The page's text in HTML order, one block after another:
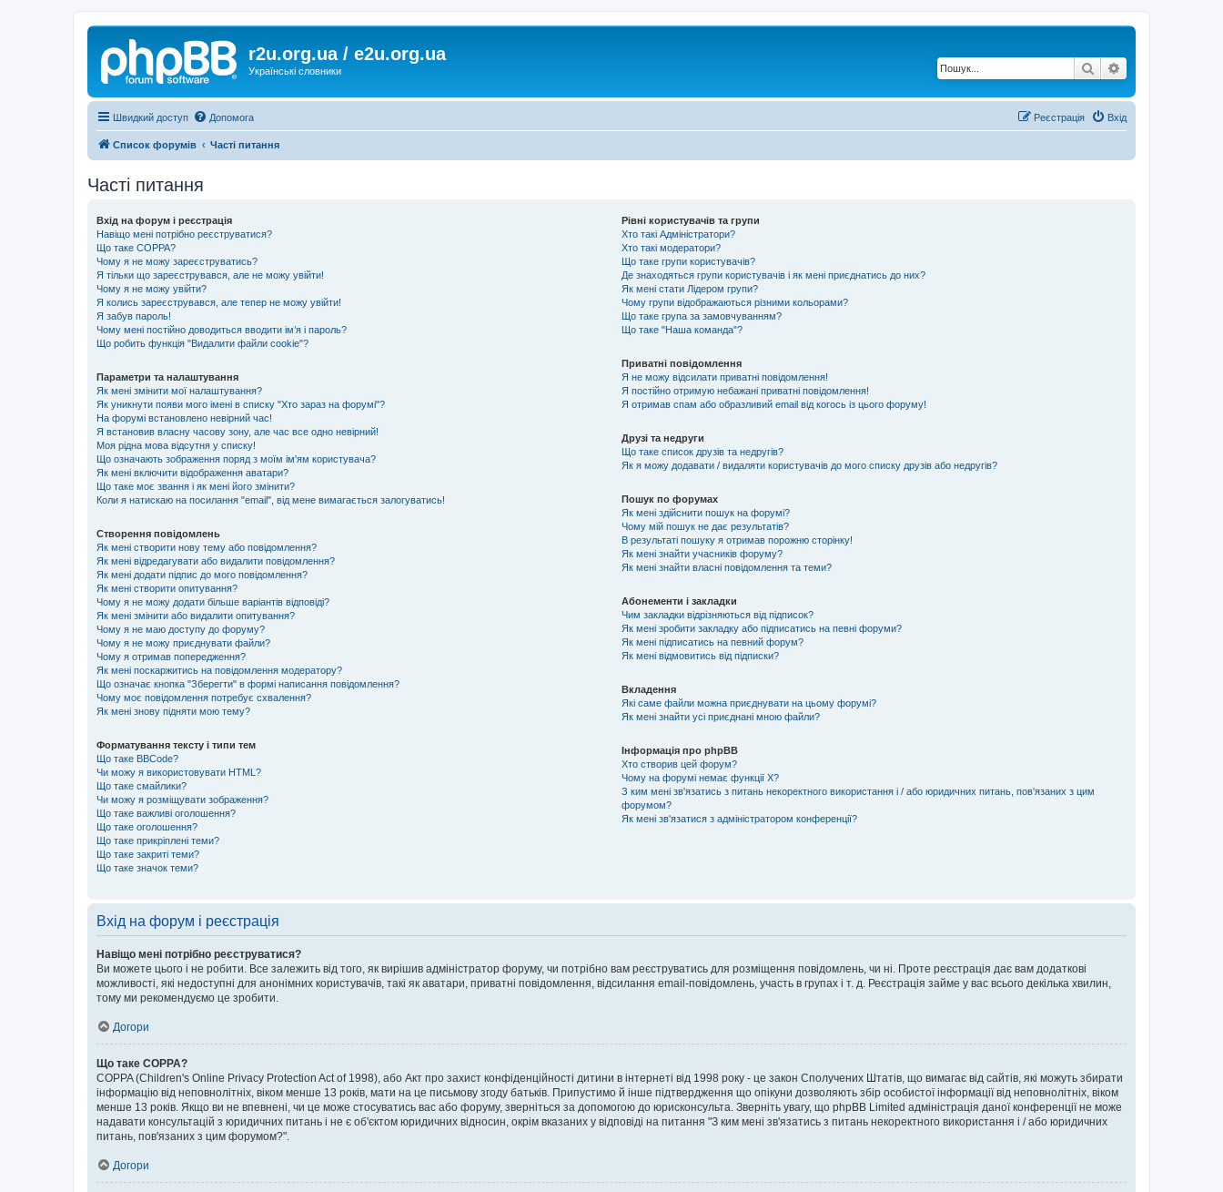
r2u.org.ua / e2u.org.ua
Українські словники Пошук
Швидкий доступ Допомога Вхід
Реєстрація
Список форумів Часті питання
Часті питання
Вхід на форум і реєстрація
Навіщо мені потрібно реєструватися?
Що таке COPPA?
Чому я не можу зареєструватись?
Я тільки що зареєструвався, але не можу увійти!
Чому я не можу увійти?
Я колись зареєструвався, але тепер не можу увійти!
Я забув пароль!
Чому мені постійно доводиться вводити ім’я і пароль?
Що робить функція "Видалити файли cookie"?
Параметри та налаштування
Як мені змінити мої налаштування?
Як уникнути появи мого імені в списку "Хто зараз на форумі"?
На форумі встановлено невірний час!
Я встановив власну часову зону, але час все одно невірний!
Моя рідна мова відсутня у списку!
Що означають зображення поряд з моїм ім'ям користувача?
Як мені включити відображення аватари?
Що таке моє звання і як мені його змінити?
Коли я натискаю на посилання "email", від мене вимагається залогуватись!
Створення повідомлень
Як мені створити нову тему або повідомлення?
Як мені відредагувати або видалити повідомлення?
Як мені додати підпис до мого повідомлення?
Як мені створити опитування?
Чому я не можу додати більше варіантів відповіді?
Як мені змінити або видалити опитування?
Чому я не маю доступу до форуму?
Чому я не можу приєднувати файли?
Чому я отримав попередження?
Як мені поскаржитись на повідомлення модератору?
Що означає кнопка "Зберегти" в формі написання повідомлення?
Чому моє повідомлення потребує схвалення?
Як мені знову підняти мою тему?
Форматування тексту і типи тем
Що таке BBCode?
Чи можу я використовувати HTML?
Що таке смайлики?
Чи можу я розміщувати зображення?
Що таке важливі оголошення?
Що таке оголошення?
Що таке прикріплені теми?
Що таке закриті теми?
Що таке значок теми?
Рівні користувачів та групи
Хто такі Адміністратори?
Хто такі модератори?
Що таке групи користувачів?
Де знаходяться групи користувачів і як мені приєднатись до них?
Як мені стати Лідером групи?
Чому групи відображаються різними кольорами?
Що таке група за замовчуванням?
Що таке "Наша команда"?
Приватні повідомлення
Я не можу відсилати приватні повідомлення!
Я постійно отримую небажані приватні повідомлення!
Я отримав спам або образливий email від когось із цього форуму!
Друзі та недруги
Що таке список друзів та недругів?
Як я можу додавати / видаляти користувачів до мого списку друзів або недругів?
Пошук по форумах
Як мені здійснити пошук на форумі?
Чому мій пошук не дає результатів?
В результаті пошуку я отримав порожню сторінку!
Як мені знайти учасників форуму?
Як мені знайти власні повідомлення та теми?
Абонементи і закладки
Чим закладки відрізняються від підписок?
Як мені зробити закладку або підписатись на певні форуми?
Як мені підписатись на певний форум?
Як мені відмовитись від підписки?
Вкладення
Які саме файли можна приєднувати на цьому форумі?
Як мені знайти усі приєднані мною файли?
Інформація про phpBB
Хто створив цей форум?
Чому на форумі немає функції X?
З ким мені зв'язатись з питань некоректного використання і / або юридичних питань, пов'язаних з цим
форумом?
Як мені зв'язатися з адміністратором конференції?
Вхід на форум і реєстрація
Навіщо мені потрібно реєструватися?
Ви можете цього і не робити. Все залежить від того, як вирішив адміністратор форуму, чи потрібно вам реєструватись для розміщення повідомлень, чи ні. Проте реєстрація дає вам додаткові
можливості, які недоступні для анонімних користувачів, такі як аватари, приватні повідомлення, відсилання email-повідомлень, участь в групах і т. д. Реєстрація займе у вас всього декілька хвилин,
тому ми рекомендуємо це зробити.
Догори
Що таке COPPA?
COPPA (Children's Online Privacy Protection Act of 1998), або Акт про захист конфіденційності дитини в інтернеті від 1998 року - це закон Сполучених Штатів, що вимагає від сайтів, які можуть збирати
інформацію від неповнолітніх, віком менше 13 років, мати на це письмову згоду батьків. Припустимо й інше підтвердження що опікуни дозволяють збір особистої інформації від неповнолітніх, віком
менше 13 років. Якщо ви не впевнені, чи це може стосуватись вас або форуму, зверніться за допомогою до юрисконсульта. Зверніть увагу, що phpBB Limited адміністрація даної конференції не може
надавати консультацій з юридичних питань і не є об'єктом юридичних відносин, окрім вказаних у відповіді на питання "З ким мені зв'язатись з питань некоректного використання і / або юридичних
питань, пов'язаних з цим форумом?".
Догори